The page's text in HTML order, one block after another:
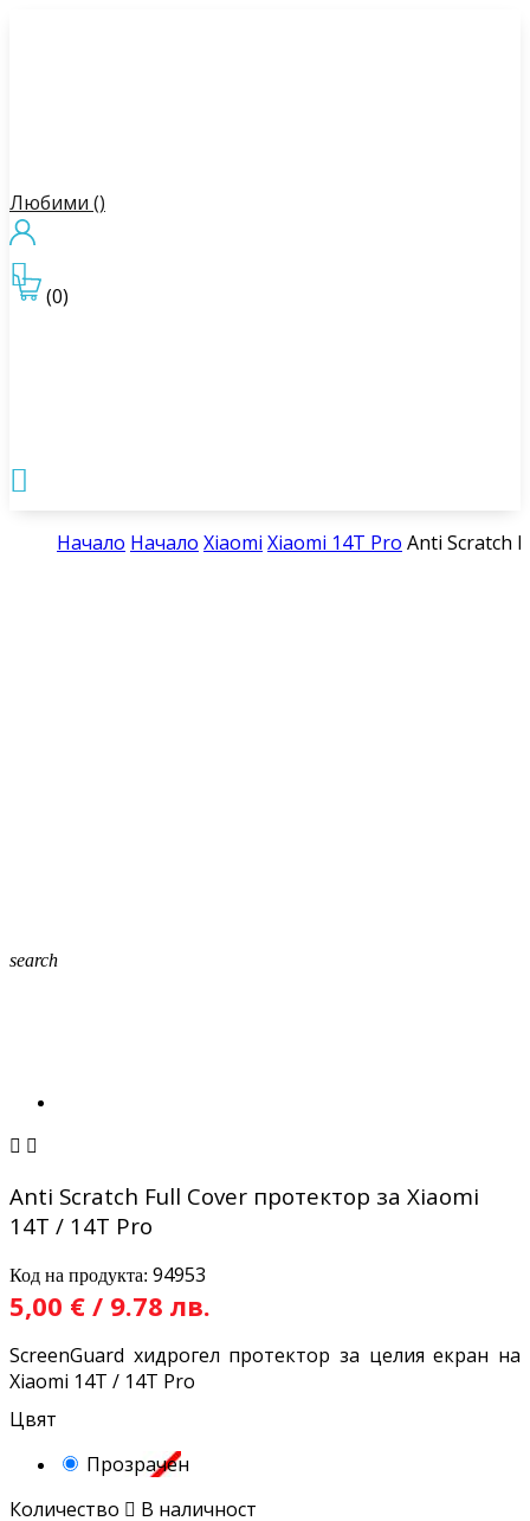
Любими ()
(0)


Начало Начало Xiaomi Xiaomi 14T Pro Anti Scratch
search
 
Anti Scratch Full Cover протектор за Xiaomi
14T / 14T Pro
Код на продукта: 94953
5,00 € / 9.78 лв.
ScreenGuard хидрогел протектор за целия екран на
Xiaomi 14T / 14T Pro
Цвят
Прозрачен
Количество  В наличност